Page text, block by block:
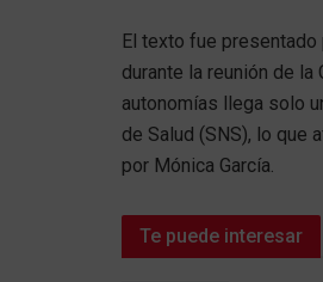
El texto fue
durante la reunión de
autonomías llega solo
de Salud (SNS), lo que
por Mónica García.
Te puede interesar